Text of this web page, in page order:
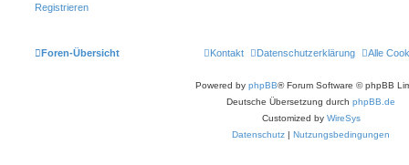
Registrieren
Foren-Übersicht Alle
Datenschutzerklärung
Kontakt
Powered by phpBB® Forum Software © phpBB
Deutsche Übersetzung durch phpBB.de
Customized by WireSys
Datenschutz
Nutzungsbedingungen